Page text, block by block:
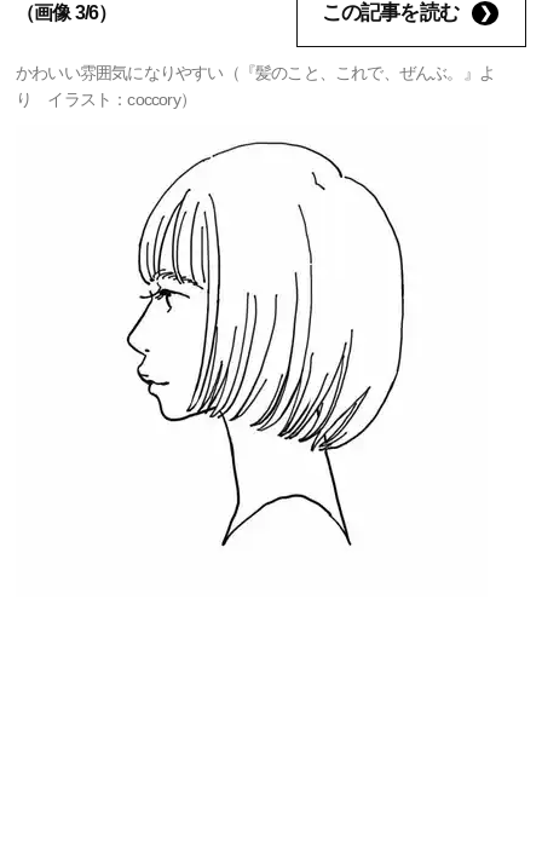
（画像 3/6） この記事を読む
かわいい雰囲気になりやすい（『髪のこと、これで、ぜんぶ。』よ
り イラスト：coccory）